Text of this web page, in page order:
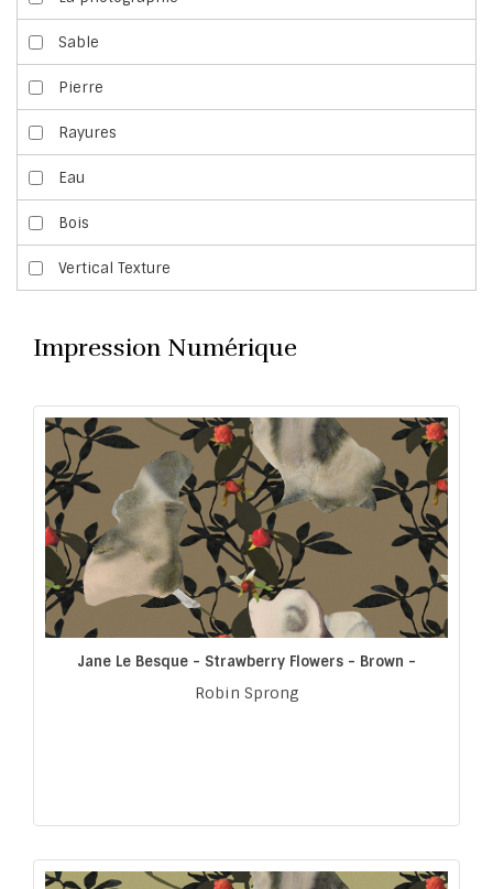
Sable
Pierre
Rayures
Eau
Bois
Vertical Texture
Impression Numérique
Jane Le Besque - Strawberry Flowers - Brown -
Robin Sprong